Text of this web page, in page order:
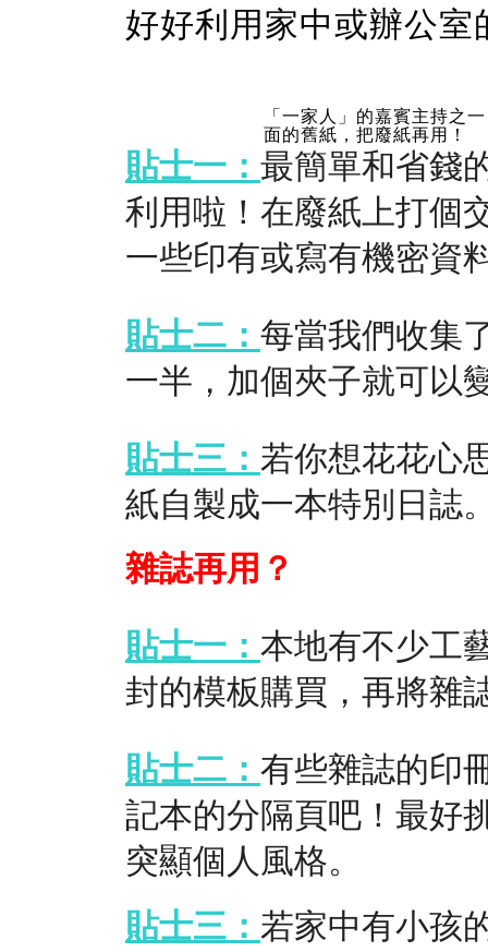
好好利用家中或辦公室
「一家人」的嘉賓主持之
面的舊紙，把廢紙再用！
貼士一： 最簡單和省錢
利用啦！在廢紙上打個
一些印有或寫有機密資
貼士二： 每當我們收集
一半，加個夾子就可以
貼士三： 若你想花花心
紙自製成一本特別日誌
雜誌再用？
貼士一： 本地有不少工
封的模板購買，再將雜
貼士二： 有些雜誌的印
記本的分隔頁吧！最好
突顯個人風格。
貼士三： 若家中有小孩